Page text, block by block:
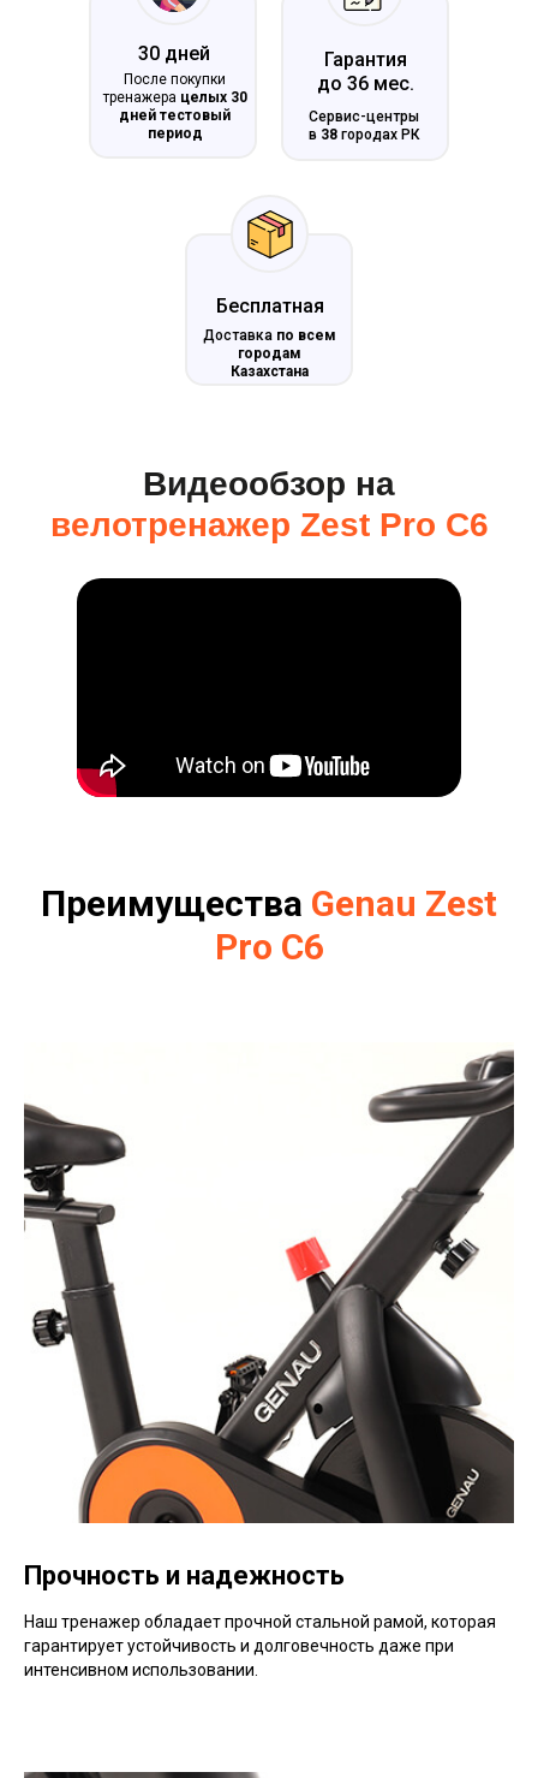
30 дней
После покупки
тренажера целых 30
дней тестовый
период
Бесплатная
Доставка по всем
городам
Казахстана
Гарантия
до 36 мес.
Сервис-центры
в 38 городах РК
Видеообзор на
велотренажер Zest Pro C6
Преимущества Genau Zest
Pro C6
Прочность и надежность
Наш тренажер обладает прочной стальной рамой, которая
гарантирует устойчивость и долговечность даже при
интенсивном использовании.